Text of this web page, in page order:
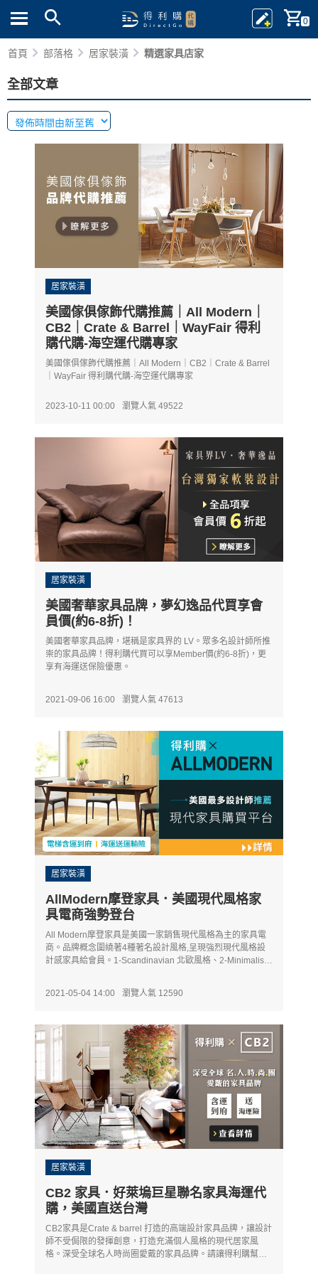
0
首頁 部落格 居家裝潢 精選家具店家
全部文章
居家裝潢
美國傢俱傢飾代購推薦｜All Modern｜
CB2｜Crate & Barrel｜WayFair 得利
購代購-海空運代購專家
美國傢俱傢飾代購推薦｜All Modern｜CB2｜Crate & Barrel
｜WayFair 得利購代購-海空運代購專家
2023-10-11 00:00 瀏覽人氣 49522
居家裝潢
美國奢華家具品牌，夢幻逸品代買享會
員價(約6-8折)！
美國奢華家具品牌，堪稱是家具界的 LV。眾多名設計師所推
崇的家具品牌！得利購代買可以享Member價(約6-8折)，更
享有海運送保險優惠。
2021-09-06 16:00 瀏覽人氣 47613
居家裝潢
AllModern摩登家具．美國現代風格家
具電商強勢登台
All Modern摩登家具是美國一家銷售現代風格為主的家具電
商。品牌概念圍繞著4種著名設計風格,呈現強烈現代風格設
計感家具給會員。1-Scandinavian 北歐風格、2-Minimalist
2021-05-04 14:00 瀏覽人氣 12590
居家裝潢
CB2 家具．好萊塢巨星聯名家具海運代
購，美國直送台灣
CB2家具是Crate & barrel 打造的高端設計家具品牌，讓設計
師不受侷限的發揮創意，打造充滿個人風格的現代居家風
格。深受全球名人時尚圈愛戴的家具品牌。請讓得利購幫您